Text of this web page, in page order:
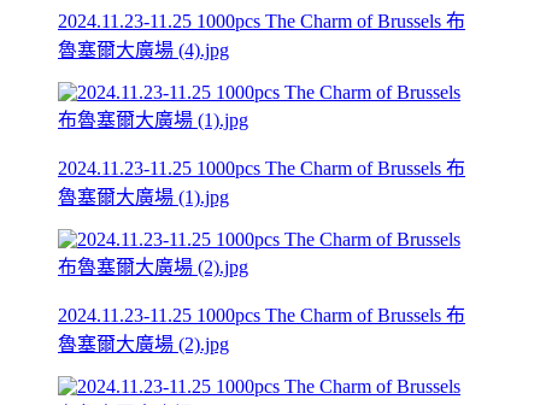
2024.11.23-11.25 1000pcs The Charm of Brussels 布
魯塞爾大廣場 (4).jpg
2024.11.23-11.25 1000pcs The Charm of Brussels 布
魯塞爾大廣場 (1).jpg
2024.11.23-11.25 1000pcs The Charm of Brussels 布
魯塞爾大廣場 (2).jpg